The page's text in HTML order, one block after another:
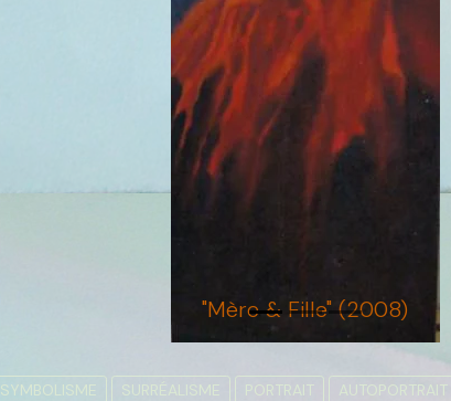
"Mère & Fille" (2008)
SYMBOLISME SURRÉALISME PORTRAIT AUTOPORTRAIT